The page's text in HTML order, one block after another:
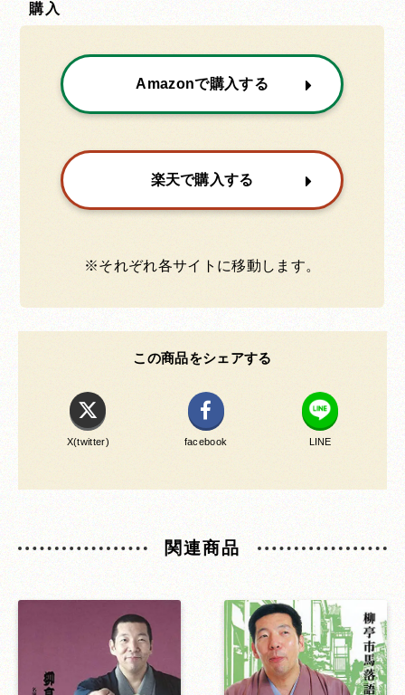
購入
Amazonで購入する
楽天で購入する
※それぞれ各サイトに移動します。
この商品をシェアする
X(twitter) facebook LINE
関連商品